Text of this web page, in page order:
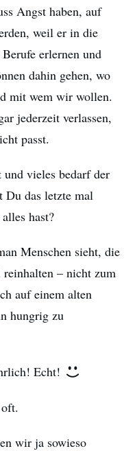
Angst haben, auf
weil er in die
erlernen und
dahin gehen, wo
mit wem wir wollen.
jederzeit verlassen,
passt.
vieles bedarf der
Du das letzte mal
hast?
Menschen sieht, die
– nicht zum
auf einem alten
hungrig zu
Echt!
wir ja sowieso